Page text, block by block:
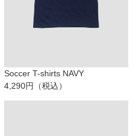
Soccer T-shirts NAVY
4,290円（税込）